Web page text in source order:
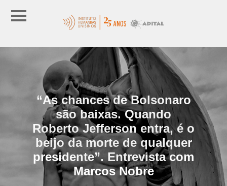
“As chances de Bolsonaro
são baixas. Quando
Roberto Jefferson entra, é o
beijo da morte de qualquer
presidente”. Entrevista com
Marcos Nobre